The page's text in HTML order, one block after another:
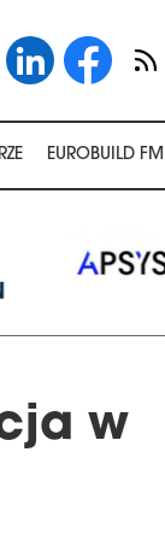
EUROBUILD FM
w